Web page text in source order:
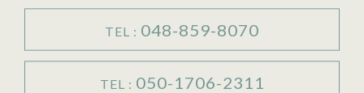
TEL : 048-859-8070
TEL : 050-1706-2311